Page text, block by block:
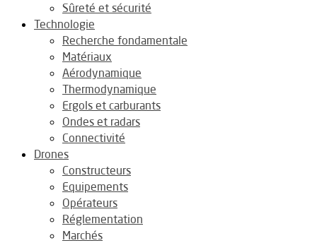
Sûreté et sécurité
Technologie
Recherche fondamentale
Matériaux
Aérodynamique
Thermodynamique
Ergols et carburants
Ondes et radars
Connectivité
Drones
Constructeurs
Equipements
Opérateurs
Réglementation
Marchés